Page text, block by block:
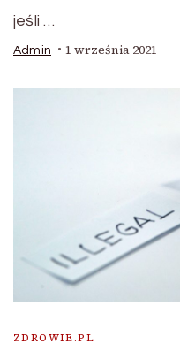
jeśli …
Admin 1 września 2021
ZDROWIE.PL